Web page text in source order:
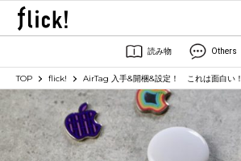
読み物 Others
TOP flick! AirTag 入手&開梱&設定！ これは面白い！